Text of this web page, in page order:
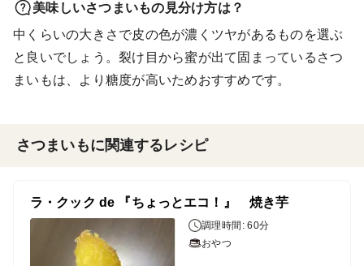
美味しいさつまいもの見分け方は？
中くらいの大きさで皮の色が濃くツヤがあるものを選ぶ
と良いでしょう。裂け目から蜜が出て固まっているさつ
まいもは、より糖度が高いためおすすめです。
さつまいもに関連するレシピ
ラ・クック de 『ちょっとエコ！』 焼き芋
調理時間: 60分
おやつ